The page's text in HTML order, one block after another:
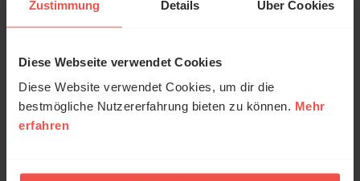
Zustimmung Details Über Cookies
Diese Webseite verwendet Cookies
Diese Website verwendet Cookies, um dir die
bestmögliche Nutzererfahrung bieten zu können. Mehr
erfahren
Prälat Ulrich Mack
© Ruth Schneider / ERF